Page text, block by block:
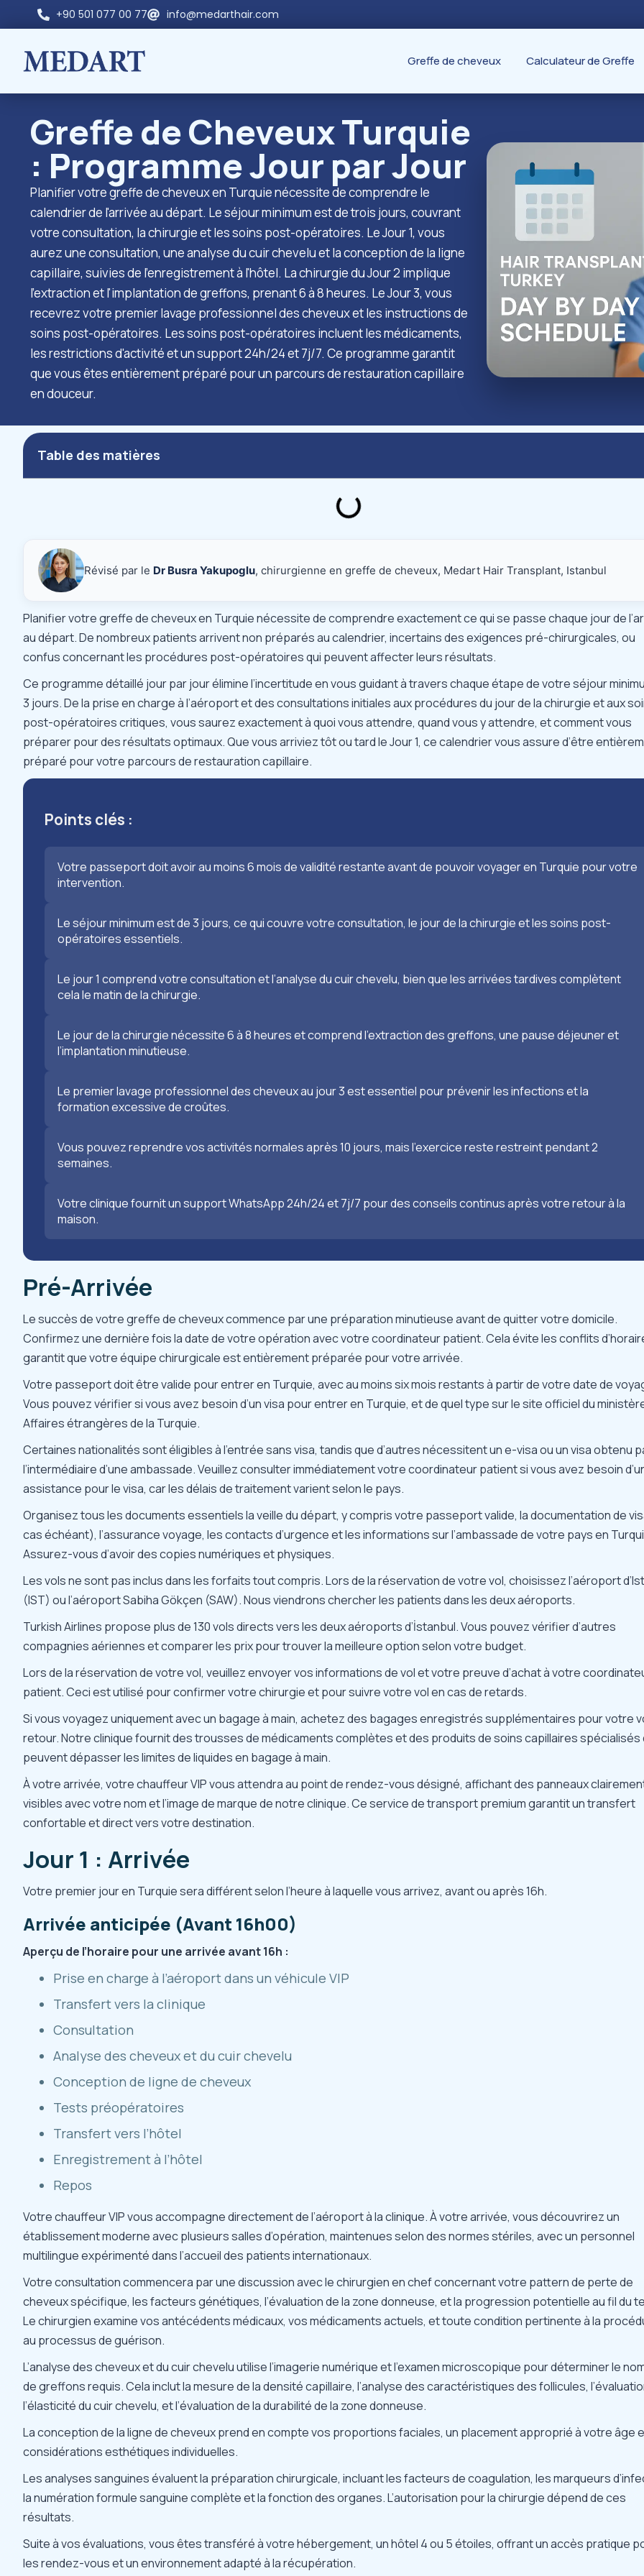
+90 501 077 00 77 info@medarthair.com
Greffe de cheveux Calculateur de Greffe
Greffe de Cheveux Turquie
: Programme Jour par Jour
Planifier votre greffe de cheveux en Turquie nécessite de comprendre le
calendrier de l'arrivée au départ. Le séjour minimum est de trois jours, couvrant
votre consultation, la chirurgie et les soins post-opératoires. Le Jour 1, vous
aurez une consultation, une analyse du cuir chevelu et la conception de la ligne
capillaire, suivies de l'enregistrement à l'hôtel. La chirurgie du Jour 2 implique
l'extraction et l'implantation de greffons, prenant 6 à 8 heures. Le Jour 3, vous
recevrez votre premier lavage professionnel des cheveux et les instructions de
soins post-opératoires. Les soins post-opératoires incluent les médicaments,
les restrictions d'activité et un support 24h/24 et 7j/7. Ce programme garantit
que vous êtes entièrement préparé pour un parcours de restauration capillaire
en douceur.
Table des matières
Révisé par le Dr Busra Yakupoglu, chirurgienne en greffe de cheveux, Medart Hair Transplant, Istanbul
Planifier votregreffe de cheveux en Turquienécessite de comprendre exactement ce qui se passe chaque jour de
au départ. De nombreux patients arrivent non préparés au calendrier, incertains des exigences pré-chirurgicales, ou
confus concernant les procédures post-opératoires qui peuvent affecter leurs résultats.
Ce programme détaillé jour par jour élimine l’incertitude en vous guidant à travers chaque étape de votre séjour
3 jours. De la prise en charge à l’aéroport et des consultations initiales aux procédures du jour de la chirurgie et aux
post-opératoires critiques, vous saurez exactement à quoi vous attendre, quand vous y attendre, et comment vous
préparer pour des résultats optimaux. Que vous arriviez tôt ou tard le Jour 1, ce calendrier vous assure d’être
préparé pour votre parcours de restauration capillaire.
Points clés :
Votre passeport doit avoir au moins 6 mois de validité restante avant de pouvoir voyager en Turquie pour votre
intervention.
Le séjour minimum est de 3 jours, ce qui couvre votre consultation, le jour de la chirurgie et les soins post-
opératoires essentiels.
Le jour 1 comprend votre consultation et l’analyse du cuir chevelu, bien que les arrivées tardives complètent
cela le matin de la chirurgie.
Le jour de la chirurgie nécessite 6 à 8 heures et comprend l’extraction des greffons, une pause déjeuner et
l’implantation minutieuse.
Le premier lavage professionnel des cheveux au jour 3 est essentiel pour prévenir les infections et la
formation excessive de croûtes.
Vous pouvez reprendre vos activités normales après 10 jours, mais l’exercice reste restreint pendant 2
semaines.
Votre clinique fournit un support WhatsApp 24h/24 et 7j/7 pour des conseils continus après votre retour à la
maison.
Pré-Arrivée
Le succès de votre greffe de cheveux commence par une préparation minutieuse avant de quitter votre domicile.
Confirmez une dernière fois la date de votre opération avec votre coordinateur patient. Cela évite les conflits
garantit que votre équipe chirurgicale est entièrement préparée pour votre arrivée.
Votre passeport doit être valide pour entrer en Turquie, avec au moins six mois restants à partir de votre date de
Vous pouvez vérifier si vous avez besoin d’un visa pour entrer en Turquie, et de quel type sur lesite officiel du
Affaires étrangèresde la Turquie.
Certaines nationalités sont éligibles à l’entrée sans visa, tandis que d’autres nécessitent un e-visa ou un visa obtenu
l’intermédiaire d’une ambassade. Veuillez consulter immédiatement votre coordinateur patient si vous avez besoin
assistance pour le visa, car les délais de traitement varient selon le pays.
Organisez tous les documents essentiels la veille du départ, y compris votre passeport valide, la documentation de
cas échéant), l’assurance voyage, les contacts d’urgence et les informations sur l’ambassade de votre pays en
Assurez-vous d’avoir des copies numériques et physiques.
Les vols ne sont pas inclus dans les forfaits tout compris. Lors de la réservation de votre vol, choisissez l’aéroport
(IST) ou l’aéroport Sabiha Gökçen (SAW). Nous viendrons chercher les patients dans les deux aéroports.
Turkish Airlines propose plus de 130 vols directs vers les deux aéroports d’İstanbul. Vous pouvez vérifier d’autres
compagnies aériennes et comparer les prix pour trouver la meilleure option selon votre budget.
Lors de la réservation de votre vol, veuillez envoyer vos informations de vol et votre preuve d’achat à votre
patient. Ceci est utilisé pour confirmer votre chirurgie et pour suivre votre vol en cas de retards.
Si vous voyagez uniquement avec un bagage à main, achetez des bagages enregistrés supplémentaires pour votre
retour. Notre clinique fournit des trousses de médicaments complètes et des produits de soins capillaires spécialisés
peuvent dépasser les limites de liquides en bagage à main.
À votre arrivée, votre chauffeur VIP vous attendra au point de rendez-vous désigné, affichant des panneaux
visibles avec votre nom et l’image de marque de notre clinique. Ce service de transport premium garantit un transfert
confortable et direct vers votre destination.
Jour 1 : Arrivée
Votre premier jour en Turquie sera différent selon l’heure à laquelle vous arrivez, avant ou après 16h.
Arrivée anticipée (Avant 16h00)
Aperçu de l’horaire pour une arrivée avant 16h :
Prise en charge à l’aéroport dans un véhicule VIP
Transfert vers la clinique
Consultation
Analyse des cheveux et du cuir chevelu
Conception de ligne de cheveux
Tests préopératoires
Transfert vers l’hôtel
Enregistrement à l’hôtel
Repos
Votre chauffeur VIP vous accompagne directement de l’aéroport à la clinique. À votre arrivée, vous découvrirez un
établissement moderne avec plusieurs salles d’opération, maintenues selon des normes stériles, avec un personnel
multilingue expérimenté dans l’accueil des patients internationaux.
Votre consultation commencera par une discussion avec le chirurgien en chef concernant votre pattern de perte de
cheveuxspécifique, les facteurs génétiques, l’évaluation de la zone donneuse, et la progression potentielle au fil du
Le chirurgien examine vos antécédents médicaux, vos médicaments actuels, et toute condition pertinente à la
au processus de guérison.
L’analyse des cheveux et du cuir chevelu utilise l’imagerie numérique et l’examen microscopique pour déterminer le
de greffons requis. Cela inclut la mesure de la densité capillaire, l’analyse des caractéristiques des follicules,
l’élasticité du cuir chevelu, et l’évaluation de la durabilité de la zone donneuse.
La conception de la ligne de cheveux prend en compte vos proportions faciales, un placement approprié à votre âge
considérations esthétiques individuelles.
Les analyses sanguines évaluent la préparation chirurgicale, incluant les facteurs de coagulation, les marqueurs
la numération formule sanguine complète et la fonction des organes. L’autorisation pour la chirurgie dépend de ces
résultats.
Suite à vos évaluations, vous êtes transféré à votre hébergement, un hôtel 4 ou 5 étoiles, offrant un accès pratique
les rendez-vous et un environnement adapté à la récupération.